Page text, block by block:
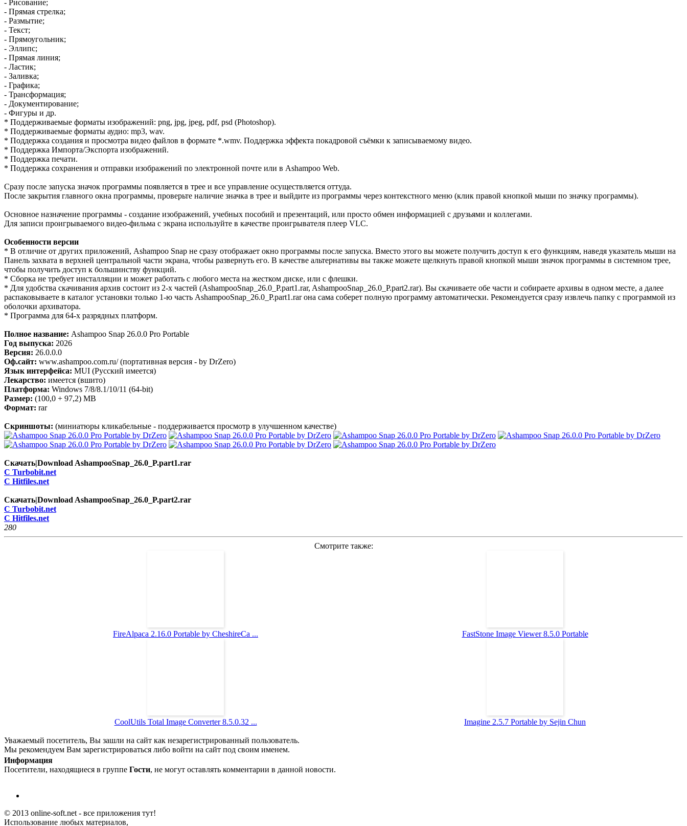
- Рисование;
- Прямая стрелка;
- Размытие;
- Текст;
- Прямоугольник;
- Эллипс;
- Прямая линия;
- Ластик;
- Заливка;
- Графика;
- Трансформация;
- Документирование;
- Фигуры и др.
* Поддерживаемые форматы изображений: png, jpg, jpeg, pdf, psd (Photoshop).
* Поддерживаемые форматы аудио: mp3, wav.
* Поддержка создания и просмотра видео файлов в формате *.wmv. Поддержка эффекта покадровой съёмки к записываемому видео.
* Поддержка Импорта/Экспорта изображений.
* Поддержка печати.
* Поддержка сохранения и отправки изображений по электронной почте или в Ashampoo Web.
Сразу после запуска значок программы появляется в трее и все управление осуществляется оттуда.
После закрытия главного окна программы, проверьте наличие значка в трее и выйдите из программы через контекстного меню (клик правой кнопкой мыши по значку программы).
Основное назначение программы - создание изображений, учебных пособий и презентаций, или просто обмен информацией с друзьями и коллегами.
Для записи проигрываемого видео-фильма с экрана используйте в качестве проигрывателя плеер VLC.
Особенности версии
* В отличие от других приложений, Ashampoo Snap не сразу отображает окно программы после запуска. Вместо этого вы можете получить доступ к его функциям, наведя указатель мыши на
Панель захвата в верхней центральной части экрана, чтобы развернуть его. В качестве альтернативы вы также можете щелкнуть правой кнопкой мыши значок программы в системном трее,
чтобы получить доступ к большинству функций.
* Cборка не требует инсталляции и может работать с любого места на жестком диске, или с флешки.
* Для удобства скачивания архив состоит из 2-х частей (AshampooSnap_26.0_P.part1.rar, AshampooSnap_26.0_P.part2.rar). Вы скачиваете обе части и собираете архивы в одном месте, а далее
распаковываете в каталог установки только 1-ю часть AshampooSnap_26.0_P.part1.rar она сама соберет полную программу автоматически. Рекомендуется сразу извлечь папку с программой из
оболочки архиватора.
* Программа для 64-х разрядных платформ.
Полное название: Ashampoo Snap 26.0.0 Pro Portable
Год выпуска: 2026
Версия: 26.0.0.0
Оф.сайт: www.ashampoo.com.ru/ (портативная версия - by DrZero)
Язык интерфейса: MUI (Русский имеется)
Лекарство: имеется (вшито)
Платформа: Windows 7/8/8.1/10/11 (64-bit)
Размер: (100,0 + 97,2) MB
Формат: rar
Скриншоты: (миниатюры кликабельные - поддерживается просмотр в улучшенном качестве)
Скачать|Download AshampooSnap_26.0_P.part1.rar
C Turbobit.net
C Hitfiles.net
Скачать|Download AshampooSnap_26.0_P.part2.rar
C Turbobit.net
C Hitfiles.net
280
Смотрите также:
FireAlpaca 2.16.0 Portable by CheshireCa ... FastStone Image Viewer 8.5.0 Portable
CoolUtils Total Image Converter 8.5.0.32 ... Imagine 2.5.7 Portable by Sejin Chun
Уважаемый посетитель, Вы зашли на сайт как незарегистрированный пользователь.
Мы рекомендуем Вам зарегистрироваться либо войти на сайт под своим именем.
Информация
Посетители, находящиеся в группе Гости, не могут оставлять комментарии в данной новости.
© 2013 online-soft.net - все приложения тут!
Использование любых материалов,